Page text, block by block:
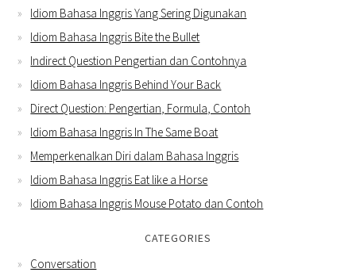
Idiom Bahasa Inggris Yang Sering Digunakan
Idiom Bahasa Inggris Bite the Bullet
Indirect Question Pengertian dan Contohnya
Idiom Bahasa Inggris Behind Your Back
Direct Question: Pengertian, Formula, Contoh
Idiom Bahasa Inggris In The Same Boat
Memperkenalkan Diri dalam Bahasa Inggris
Idiom Bahasa Inggris Eat like a Horse
Idiom Bahasa Inggris Mouse Potato dan Contoh
CATEGORIES
Conversation